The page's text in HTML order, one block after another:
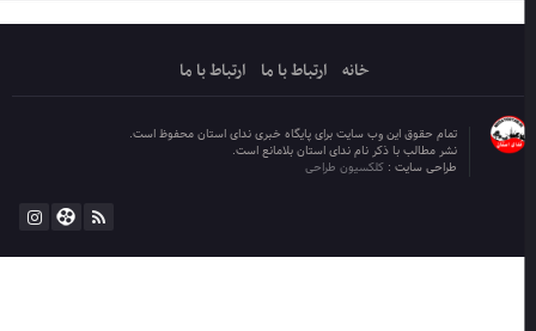
خانه ارتباط با ما ارتباط با ما
تمام حقوق این وب سایت برای پایگاه خبری ندای استان محفوظ است.
نشر مطالب با ذکر نام ندای استان بلامانع است.
طراحی سایت :کلکسیون طراحی